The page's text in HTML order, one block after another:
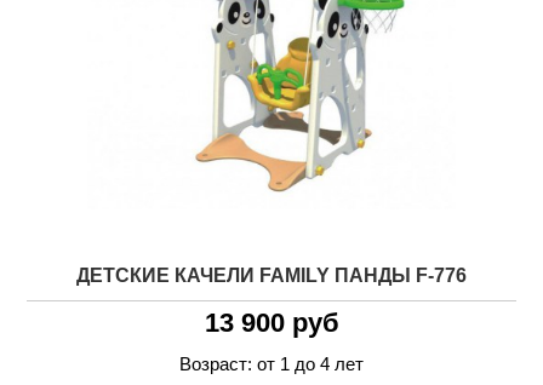
ДЕТСКИЕ КАЧЕЛИ FAMILY ПАНДЫ F-776
13 900 руб
Возраст: от 1 до 4 лет